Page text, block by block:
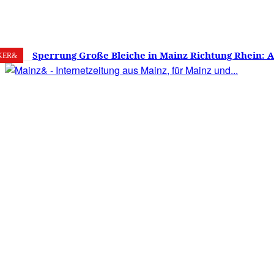
7. August 2026 28.4 Mainz
Sperrung Große Bleiche in Mainz Richtung Rhein:
verwirrt, Mainzer stinksauer – Haben die Mainzer